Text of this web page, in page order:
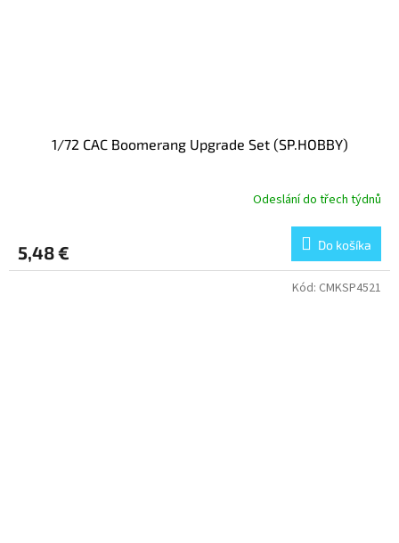
1/72 CAC Boomerang Upgrade Set (SP.HOBBY)
Odeslání do třech týdnů
5,48 € Do košíka
Kód: CMKSP4521